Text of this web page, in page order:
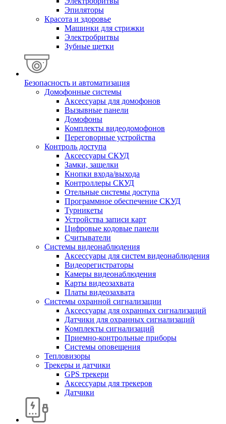
Эпиляторы
Красота и здоровье
Машинки для стрижки
Электробритвы
Зубные щетки
Безопасность и автоматизация
Домофонные системы
Аксессуары для домофонов
Вызывные панели
Домофоны
Комплекты видеодомофонов
Переговорные устройства
Контроль доступа
Аксессуары СКУД
Замки, защелки
Кнопки входа/выхода
Контроллеры СКУД
Отельные системы доступа
Программное обеспечение СКУД
Турникеты
Устройства записи карт
Цифровые кодовые панели
Считыватели
Системы видеонаблюдения
Аксессуары для систем видеонаблюдения
Видеорегистраторы
Камеры видеонаблюдения
Карты видеозахвата
Платы видеозахвата
Системы охранной сигнализации
Аксессуары для охранных сигнализаций
Датчики для охранных сигнализаций
Комплекты сигнализаций
Приемно-контрольные приборы
Системы оповещения
Тепловизоры
Трекеры и датчики
GPS трекери
Аксессуары для трекеров
Датчики